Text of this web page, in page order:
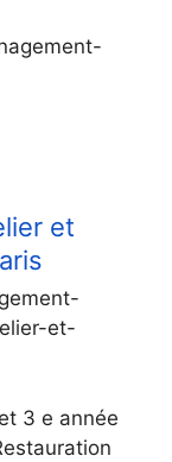
et
et-
3 e année